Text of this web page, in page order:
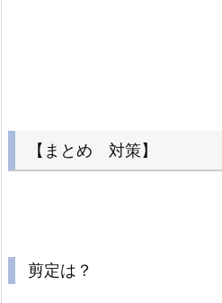
【まとめ 対策】
剪定は？